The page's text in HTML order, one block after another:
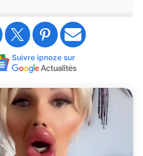
Suivre ipnoze sur